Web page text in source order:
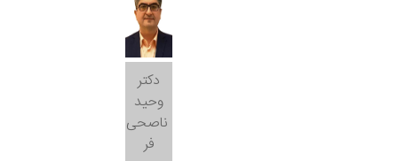
دکتر
وحید
ناصحی
فر